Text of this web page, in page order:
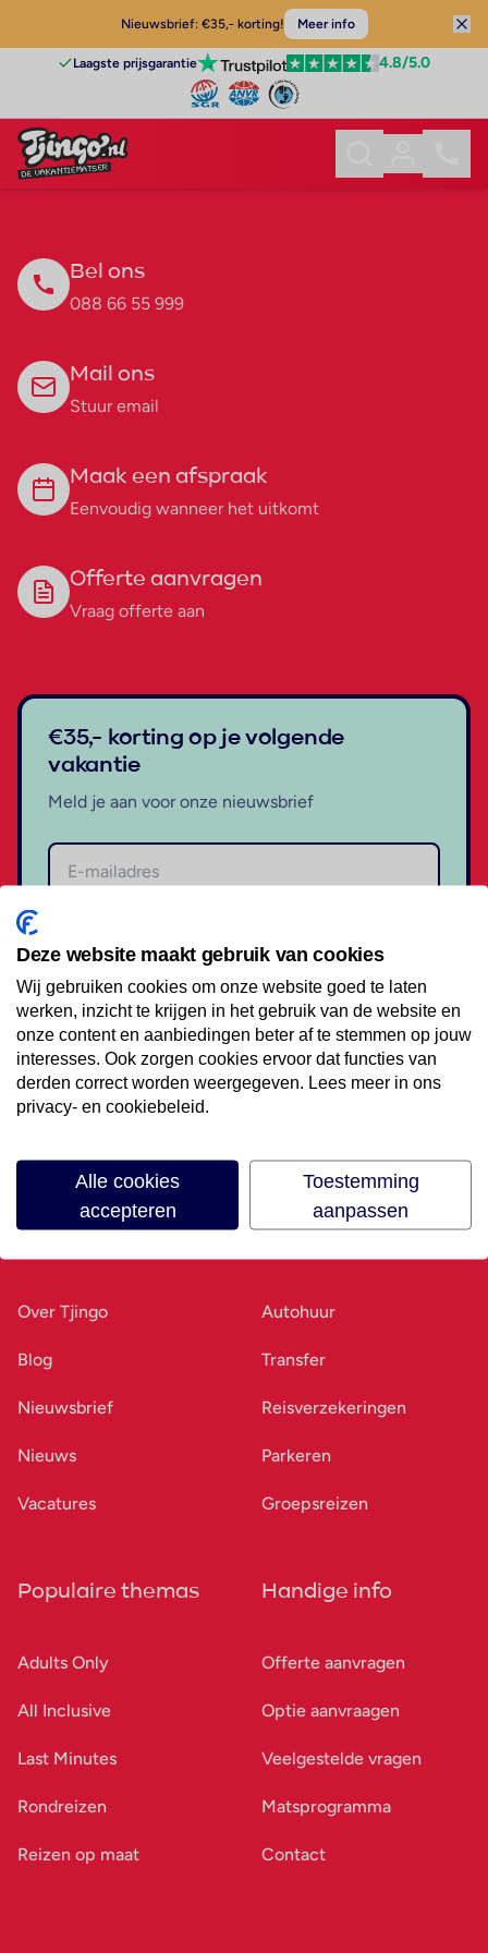
Nieuwsbrief: €35,- korting! Meer info
Laagste prijsgarantie 4.8/5.0
Bel ons
088 66 55 999
Mail ons
Stuur email
Maak een afspraak
Eenvoudig wanneer het uitkomt
Offerte aanvragen
Vraag offerte aan
€35,- korting op je volgende
vakantie
Meld je aan voor onze nieuwsbrief
Volg ons op social media
Over Tjingo
Blog
Nieuwsbrief
Nieuws
Vacatures
Autohuur
Transfer
Reisverzekeringen
Parkeren
Groepsreizen
Populaire themas
Adults Only
All Inclusive
Last Minutes
Rondreizen
Reizen op maat
Handige info
Offerte aanvragen
Optie aanvraagen
Veelgestelde vragen
Matsprogramma
Contact
Deze website maakt gebruik van cookies
Wij gebruiken cookies om onze website goed te laten
werken, inzicht te krijgen in het gebruik van de website en
onze content en aanbiedingen beter af te stemmen op jouw
interesses. Ook zorgen cookies ervoor dat functies van
derden correct worden weergegeven. Lees meer in ons
privacy- en cookiebeleid.
Alle cookies
accepteren
Toestemming
aanpassen